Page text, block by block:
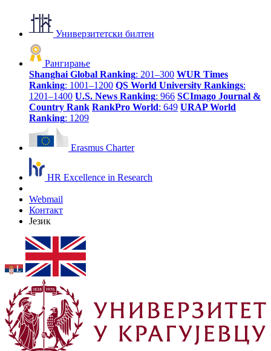
Универзитетски билтен
Рангирање
Shanghai Global Ranking: 201–300 WUR Times
Ranking: 1001–1200 QS World University Rankings:
1201–1400 U.S. News Ranking: 966 SCImago Journal &
Country Rank RankPro World: 649 URAP World
Ranking: 1209
Erasmus Charter
HR Excellence in Research
Webmail
Контакт
Језик